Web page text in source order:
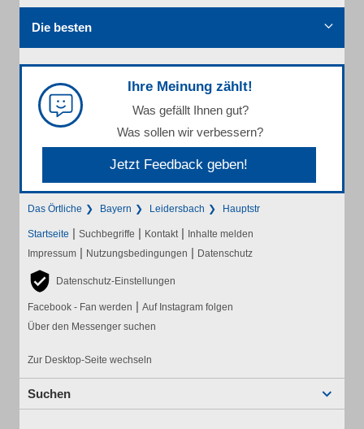
Die besten
Ihre Meinung zählt!
Was gefällt Ihnen gut?
Was sollen wir verbessern?
Jetzt Feedback geben!
Das Örtliche Bayern Leidersbach Hauptstr
Startseite | Suchbegriffe | Kontakt | Inhalte melden
Impressum | Nutzungsbedingungen | Datenschutz
Datenschutz-Einstellungen
Facebook - Fan werden | Auf Instagram folgen
Über den Messenger suchen
Zur Desktop-Seite wechseln
Suchen